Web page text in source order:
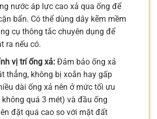
nước áp lực cao xả qua ống để
bẩn. Có thể dùng dây kẽm mềm
cụ thông tắc chuyên dụng để
ra nếu có.
vị trí ống xả:Đảm bảo ống xả
thẳng, không bị xoắn hay gấp
dài ống xả nên ở mức tối ưu
quá 3 mét) và đầu ống
đặt quá cao so với mặt đất